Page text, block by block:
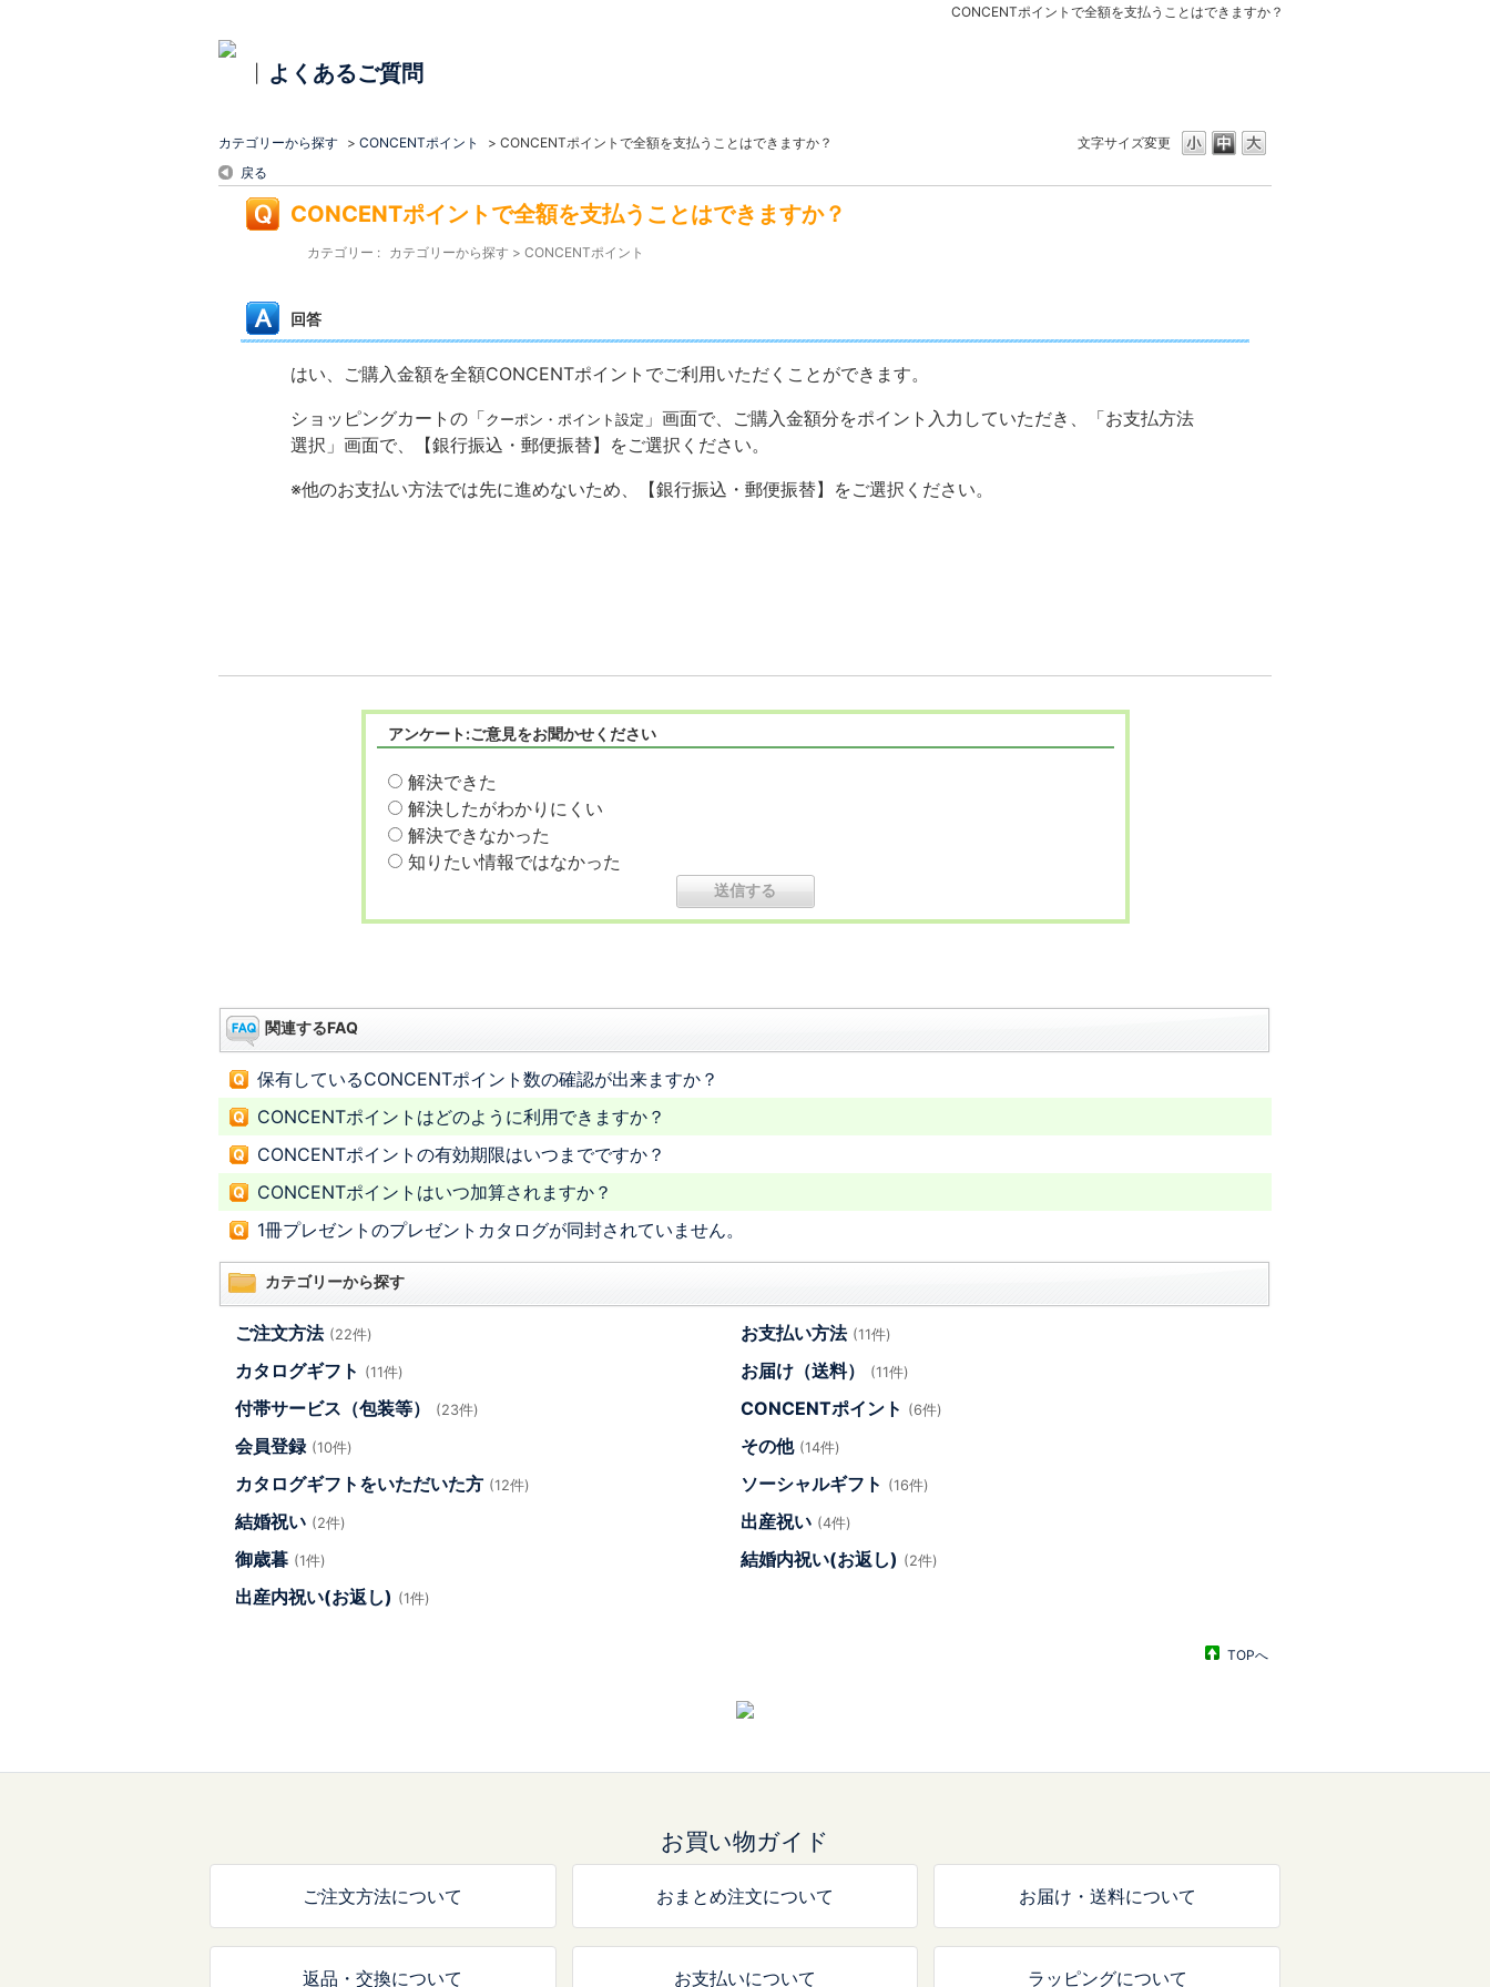
CONCENTポイントで全額を支払うことはできますか？
よくあるご質問
文字サイズ変更
カテゴリーから探す > CONCENTポイント > CONCENTポイントで全額を支払うことはできますか？
戻る
CONCENTポイントで全額を支払うことはできますか？
カテゴリー : カテゴリーから探す > CONCENTポイント
回答
はい、ご購入金額を全額CONCENTポイントでご利用いただくことができます。
ショッピングカートの「クーポン・ポイント設定 」画面で、ご購入金額分をポイント入力していただき、「お支払方法
選択」画面で、【銀行振込・郵便振替】をご選択ください。
※他のお支払い方法では先に進めないため、【銀行振込・郵便振替】をご選択ください。
アンケート:ご意見をお聞かせください
解決できた
解決したがわかりにくい
解決できなかった
知りたい情報ではなかった
関連するFAQ
保有しているCONCENTポイント数の確認が出来ますか？
CONCENTポイントはどのように利用できますか？
CONCENTポイントの有効期限はいつまでですか？
CONCENTポイントはいつ加算されますか？
1冊プレゼントのプレゼントカタログが同封されていません。
カテゴリーから探す
ご注文方法 (22件) お支払い方法 (11件)
カタログギフト (11件) お届け（送料） (11件)
付帯サービス（包装等） (23件) CONCENTポイント (6件)
会員登録 (10件) その他 (14件)
カタログギフトをいただいた方 (12件) ソーシャルギフト (16件)
結婚祝い (2件) 出産祝い (4件)
御歳暮 (1件) 結婚内祝い(お返し) (2件)
出産内祝い(お返し) (1件)
TOPへ
お買い物ガイド
ご注文方法について おまとめ注文について お届け・送料について
返品・交換について お支払いについて ラッピングについて